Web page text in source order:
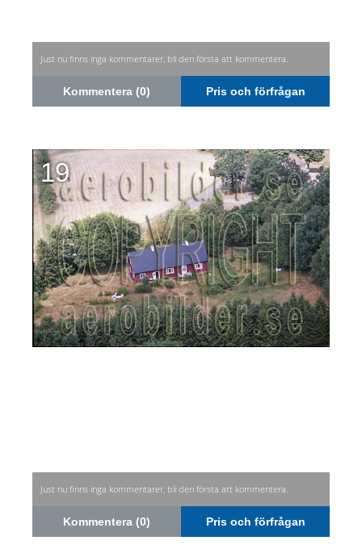
Just nu finns inga kommentarer, bli den första att kommentera.
Kommentera (0) Pris och förfrågan
19
Just nu finns inga kommentarer, bli den första att kommentera.
Kommentera (0) Pris och förfrågan